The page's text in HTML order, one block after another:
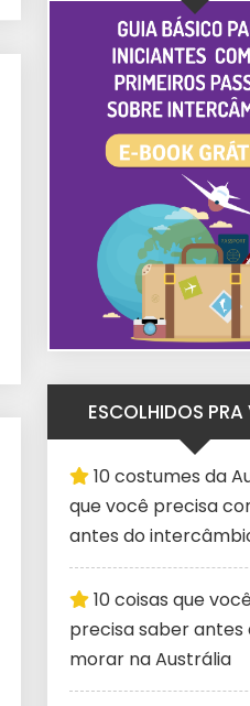
ESCOLHIDOS
10 costumes da
que você precisa
antes do
10 coisas que
precisa saber antes
morar na Austrália